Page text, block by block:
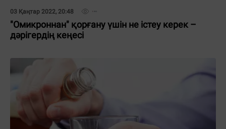
03 Қаңтар 2022, 20:48
"Омикроннан" қорғану үшін не істеу керек –
дәрігердің кеңесі